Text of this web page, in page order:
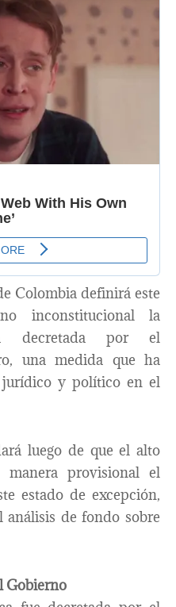
Colombia definirá este
inconstitucional la
decretada por el
una medida que ha
jurídico y político en el
luego de que el alto
manera provisional el
estado de excepción,
análisis de fondo sobre
Gobierno